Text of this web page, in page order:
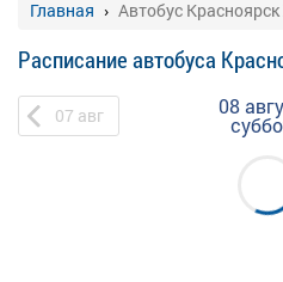
Главная Автобус
Расписание автобуса
07 авг 08